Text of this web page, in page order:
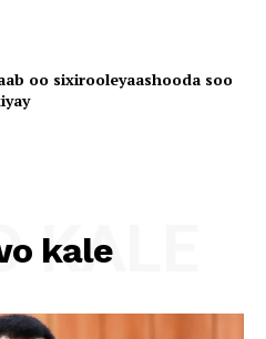
oo sixirooleyaashooda soo
kale
KALE